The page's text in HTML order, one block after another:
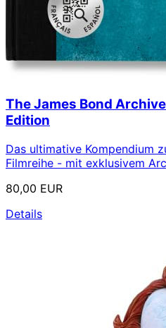
The James Bond
Edition
Das ultimative Kompendium
Filmreihe - mit exklusivem
80,00 EUR
Details